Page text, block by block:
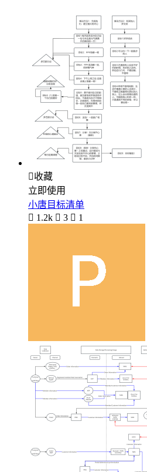
收藏
立即使用
小唐目标清单
 1.2k  3  1